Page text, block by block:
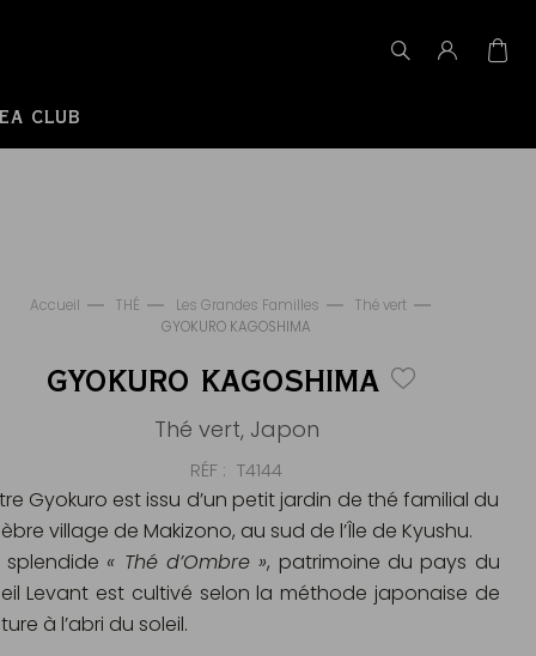
CLUB
Accueil THÉ Les Grandes Familles
Thé vert
GYOKURO KAGOSHIMA
GYOKURO KAGOSHIMA
Thé vert, Japon
RÉF T4144
Gyokuro est issu d’un petit jardin de thé familial du
village de Makizono, au sud de l’Île de Kyushu.
splendide « Thé d’Ombre », patrimoine du pays du
Levant est cultivé selon la méthode japonaise de
à l’abri du soleil.